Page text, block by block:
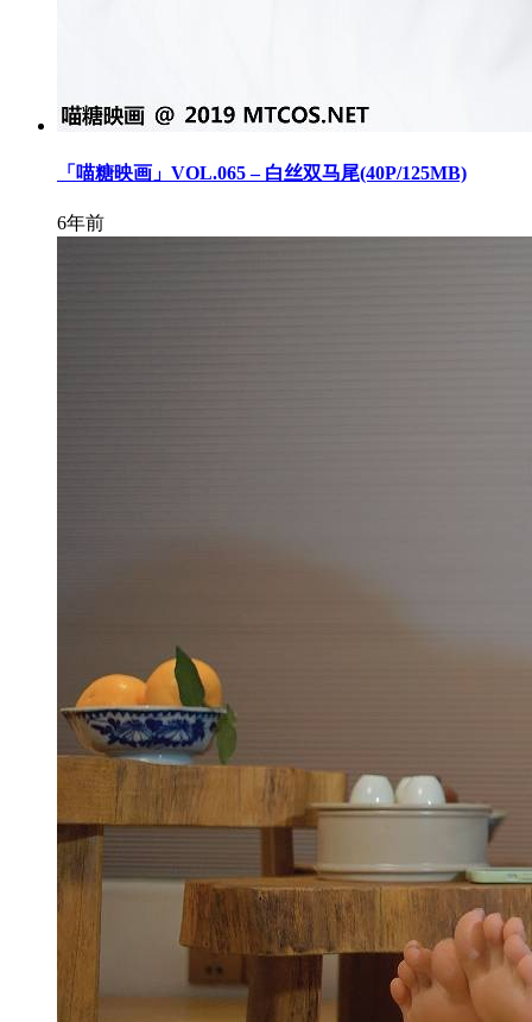
「喵糖映画」VOL.065 – 白丝双马尾(40P/125MB)
6年前